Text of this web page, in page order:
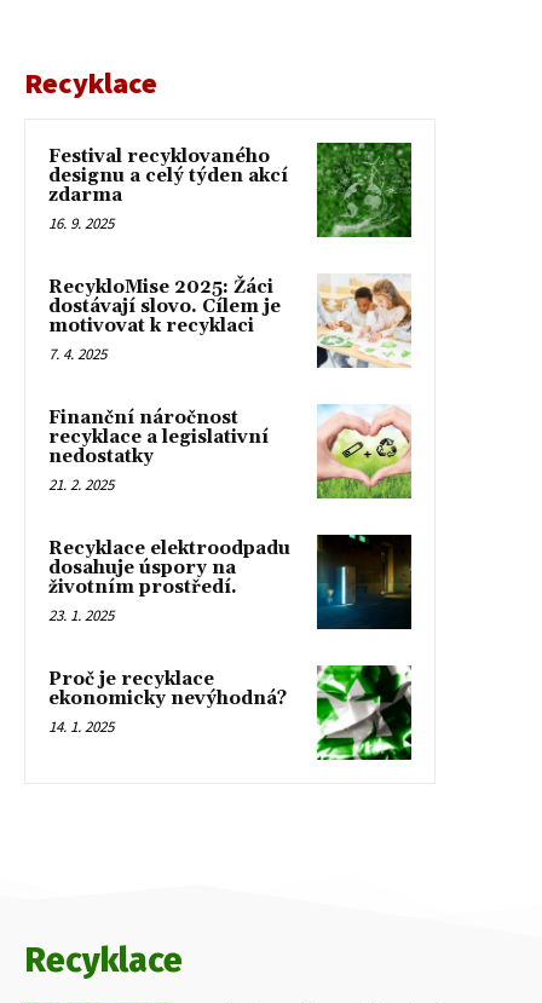
Recyklace
Festival recyklovaného
designu a celý týden akcí
zdarma
16. 9. 2025
RecykloMise 2025: Žáci
dostávají slovo. Cílem je
motivovat k recyklaci
7. 4. 2025
Finanční náročnost
recyklace a legislativní
nedostatky
21. 2. 2025
Recyklace elektroodpadu
dosahuje úspory na
životním prostředí.
23. 1. 2025
Proč je recyklace
ekonomicky nevýhodná?
14. 1. 2025
Recyklace